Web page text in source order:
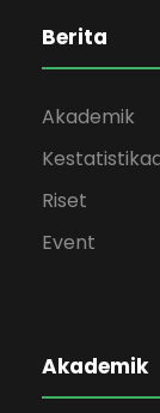
Berita
Akademik
Riset
Event
Akademik